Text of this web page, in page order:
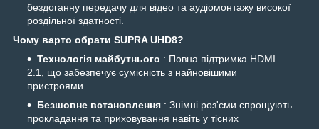
бездоганну передачу для відео та аудіомонтажу високої
роздільної здатності.
Чому варто обрати SUPRA UHD8?
Технологія майбутнього : Повна підтримка HDMI
2.1, що забезпечує сумісність з найновішими
пристроями.
Безшовне встановлення : Знімні роз'єми спрощують
прокладання та приховування навіть у тісних